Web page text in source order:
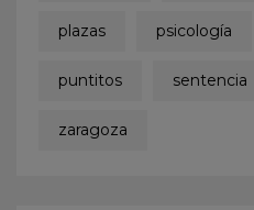
plazas psicología
puntitos sentencia
zaragoza